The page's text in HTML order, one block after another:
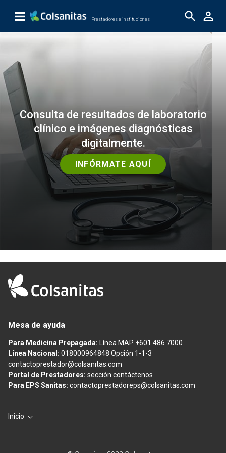
Saltar al contenido principal
Prestadores e instituciones
Ocultas pruebas
Consulta de resultados de laboratorio
clínico e imágenes diagnósticas
digitalmente.
INFÓRMATE AQUÍ
Mesa de ayuda
Para Medicina Prepagada: Línea MAP +601 486 7000
Línea Nacional: 018000964848 Opción 1-1-3
contactoprestador@colsanitas.com
Portal de Prestadores: sección contáctenos
Para EPS Sanitas: contactoprestadoreps@colsanitas.com
Inicio